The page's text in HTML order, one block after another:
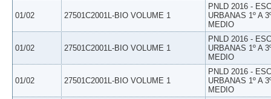
01/02 27501C2001L-BIO VOLUME 1
PNLD 2016 -
URBANAS 1º A
MEDIO
01/02 27501C2001L-BIO VOLUME 1
PNLD 2016 -
URBANAS 1º A
MEDIO
01/02 27501C2001L-BIO VOLUME 1
PNLD 2016 -
URBANAS 1º A
MEDIO